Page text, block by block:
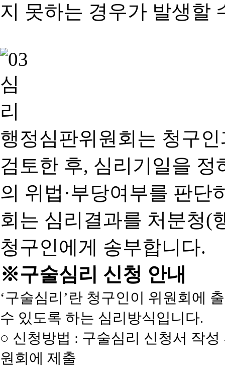
지 못하는 경우가 발생할
행정심판위원회는 청구
검토한 후, 심리기일을 정
의 위법·부당여부를 판단
회는 심리결과를 처분청(
청구인에게 송부합니다.
※구술심리 신청 안내
‘구술심리’란 청구인이 위원회에
수 있도록 하는 심리방식입니다.
○ 신청방법 : 구술심리 신청서 작
원회에 제출